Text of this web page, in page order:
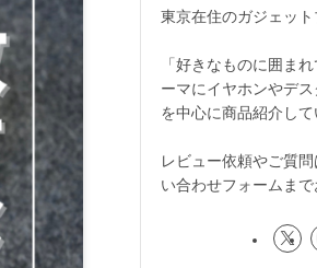
東京在住のガジェット
「好きなものに囲ま
ーマにイヤホンやデ
を中心に商品紹介して
レビュー依頼やご質
い合わせフォームまで